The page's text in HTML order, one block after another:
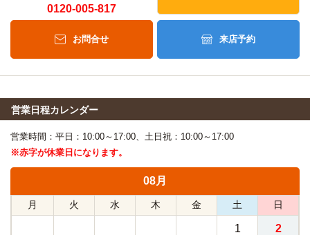
0120-005-817
お問合せ 来店予約
営業日程カレンダー
営業時間：平日：10:00～17:00、土日祝：10:00～17:00
※赤字が休業日になります。
08月
月 火 水 木 金 土 日
1 2